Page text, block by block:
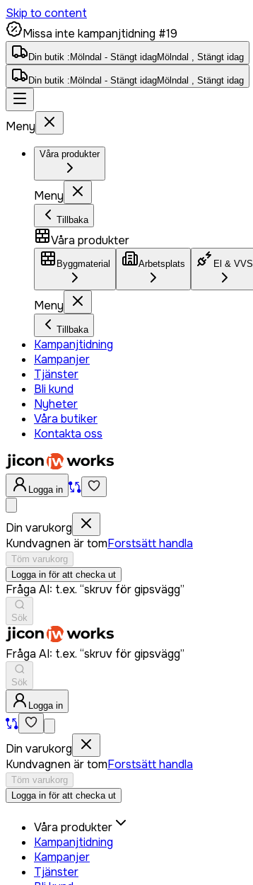
Skip to content
Missa inte kampanjtidning #19
Din butik : Mölndal - Stängt idagMölndal , Stängt idag
Din butik : Mölndal - Stängt idagMölndal , Stängt idag
Meny
Våra produkter
Meny
Tillbaka
Våra produkter
Byggmaterial Arbetsplats El & VVS
Meny
Tillbaka
Kampanjtidning
Kampanjer
Tjänster
Bli kund
Nyheter
Våra butiker
Kontakta oss
Logga in
Din varukorg
Kundvagnen är tomForstsätt handla
Töm varukorg
Logga in för att checka ut
Fråga AI: t.ex. “skruv för gipsvägg”
Sök
Fråga AI: t.ex. “skruv för gipsvägg”
Sök
Logga in
Din varukorg
Kundvagnen är tomForstsätt handla
Töm varukorg
Logga in för att checka ut
Våra produkter
Kampanjtidning
Kampanjer
Tjänster